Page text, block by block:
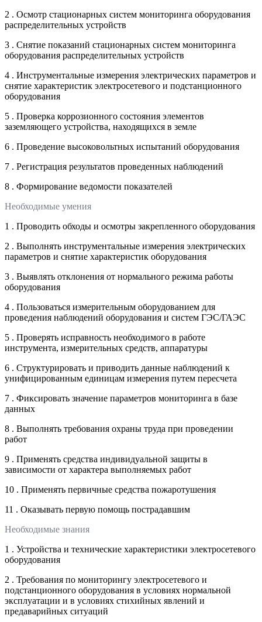
2 . Осмотр стационарных систем мониторинга оборудования
распределительных устройств
3 . Снятие показаний стационарных систем мониторинга
оборудования распределительных устройств
4 . Инструментальные измерения электрических параметров и
снятие характеристик электросетевого и подстанционного
оборудования
5 . Проверка коррозионного состояния элементов
заземляющего устройства, находящихся в земле
6 . Проведение высоковольтных испытаний оборудования
7 . Регистрация результатов проведенных наблюдений
8 . Формирование ведомости показателей
Необходимые умения
1 . Проводить обходы и осмотры закрепленного оборудования
2 . Выполнять инструментальные измерения электрических
параметров и снятие характеристик оборудования
3 . Выявлять отклонения от нормального режима работы
оборудования
4 . Пользоваться измерительным оборудованием для
проведения наблюдений оборудования и систем ГЭС/ГАЭС
5 . Проверять исправность необходимого в работе
инструмента, измерительных средств, аппаратуры
6 . Структурировать и приводить данные наблюдений к
унифицированным единицам измерения путем пересчета
7 . Фиксировать значение параметров мониторинга в базе
данных
8 . Выполнять требования охраны труда при проведении
работ
9 . Применять средства индивидуальной защиты в
зависимости от характера выполняемых работ
10 . Применять первичные средства пожаротушения
11 . Оказывать первую помощь пострадавшим
Необходимые знания
1 . Устройства и технические характеристики электросетевого
оборудования
2 . Требования по мониторингу электросетевого и
подстанционного оборудования в условиях нормальной
эксплуатации и в условиях стихийных явлений и
предаварийных ситуаций